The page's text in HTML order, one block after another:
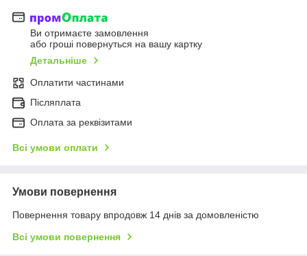
Ви отримаєте замовлення
або гроші повернуться на вашу картку
Детальніше
Оплатити частинами
Післяплата
Оплата за реквізитами
Всі умови оплати
Умови повернення
Повернення товару впродовж 14 днів за домовленістю
Всі умови повернення